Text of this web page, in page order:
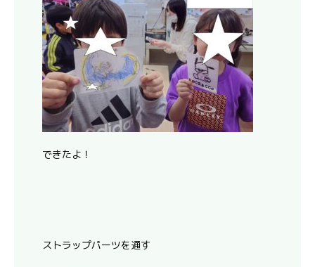
できたよ！
ストラップパーツを通す